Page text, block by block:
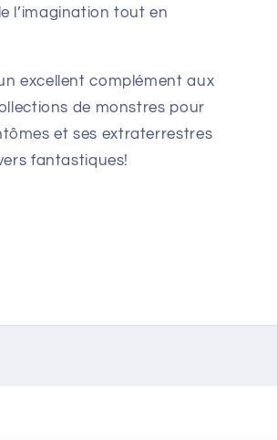
l’imagination tout en
excellent complément aux
de monstres pour
et ses extraterrestres
fantastiques!